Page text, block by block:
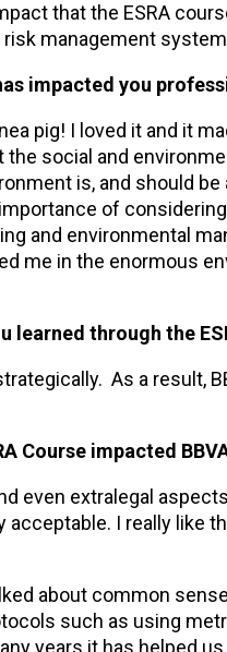
that the ESRA
management
impacted you
pig! I loved it and it
social and
is, and should
of
and environmental
me in the enormous
learned through the
As a result,
Course impacted
even extralegal
I really like
about common
such as using